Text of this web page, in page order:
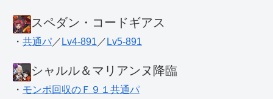
スペダン・コードギアス
・ 共通パ ／ Lv4-891 ／ Lv5-891
シャルル＆マリアンヌ降臨
・ モンポ回収のＦ９１共通パ